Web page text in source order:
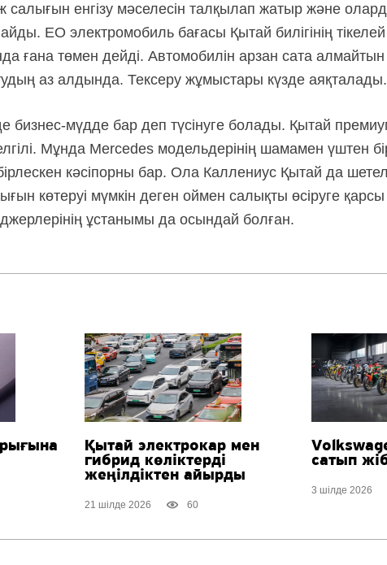
енгізу мәселесін талқылап жатыр және
ЕО электромобиль бағасы Қытай билігінің
ғана төмен дейді. Автомобилін арзан сата
аз алдында. Тексеру жұмыстары күзде аяқталады.
бизнес-мүддебар деп түсінуге болады. Қытай
Мұнда Mercedes модельдерінің шамамен үштен
кәсіпорны бар. Ола Каллениус Қытай да
көтеруі мүмкін деген оймен салықты өсіруге қарсы
ұстанымы да осындай болған.
Қытай электрокар мен
гибрид көліктерді
жеңілдіктен айырды
21 шілде 2026 60
сатып
3 шілде 2026